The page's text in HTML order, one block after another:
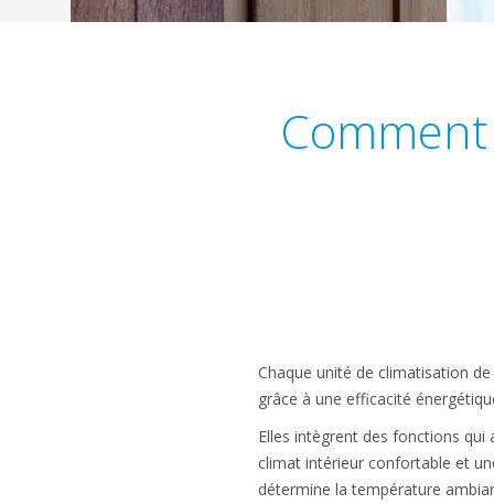
Chaque unité de climatisation
grâce à une efficacité
Elles intègrent des fonctions qui
climat intérieur confortable et
détermine la température